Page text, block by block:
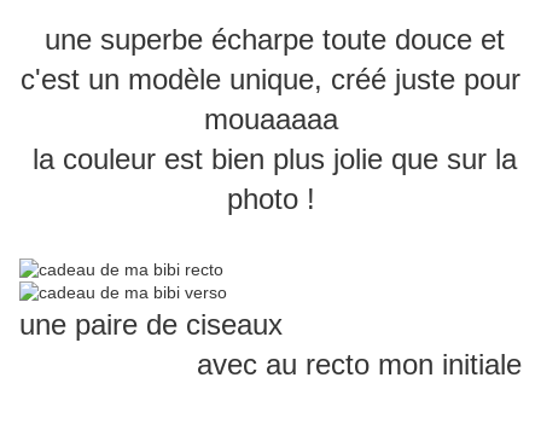
une superbe écharpe toute douce et
c'est un modèle unique, créé juste pour
mouaaaaa
la couleur est bien plus jolie que sur la
photo !
une paire de ciseaux
avec au recto mon initiale